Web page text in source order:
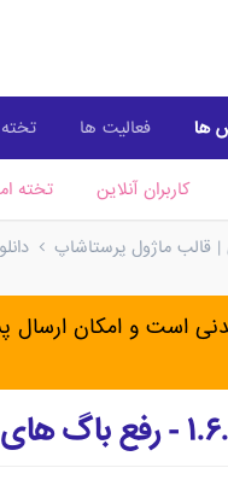
ها
کاربران آنلاین تخته
فعالیت ها تخته
| قالب ماژول پرستاشاپ
است و امکان